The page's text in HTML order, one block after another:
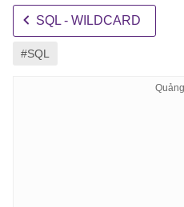
SQL - WILDCARD
#SQL